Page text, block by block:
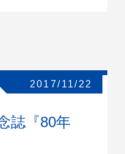
誌『80年
2017/11/22